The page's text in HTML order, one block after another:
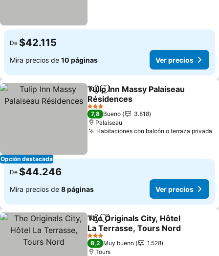
De $42.115
Mira precios de 10 páginas Ver precios
Opción destacada
CompartirAgregar a favoritos
Tulip Inn Massy Palaiseau
Résidences
Ver precios
3 Estrellas
7,8 Bueno
3.818
Palaiseau
Habitaciones con balcón o terraza privada
De $44.246
Mira precios de 8 páginas Ver precios
Compartir
Agregar a favoritos
The Originals City, Hôtel
La Terrasse, Tours Nord
Ver precios
3 Estrellas
8,2 Muy bueno
1.528
Tours